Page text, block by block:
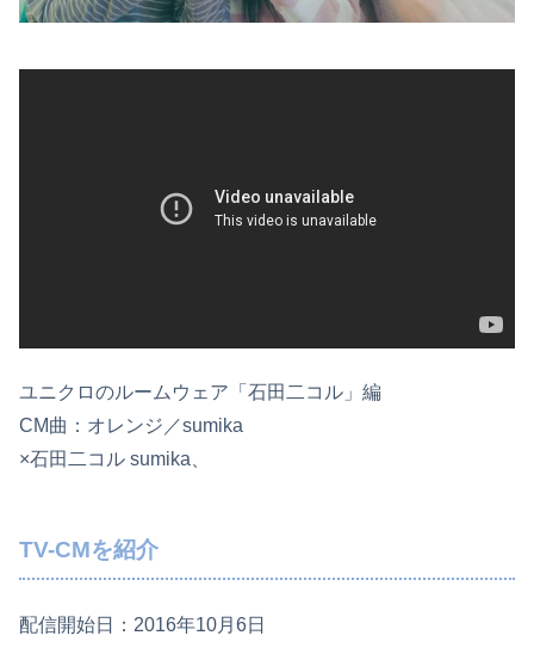
ユニクロのルームウェア「石田二コル」編
CM曲：オレンジ／sumika
×石田二コル sumika、
TV-CMを紹介
配信開始日：2016年10月6日